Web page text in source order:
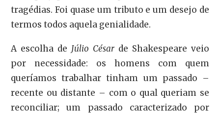
tragédias. Foi quase um tributo e um desejo de
termos todos aquela genialidade.
A escolha de Júlio César de Shakespeare veio
por necessidade: os homens com quem
queríamos trabalhar tinham um passado –
recente ou distante – com o qual queriam se
reconciliar; um passado caracterizado por